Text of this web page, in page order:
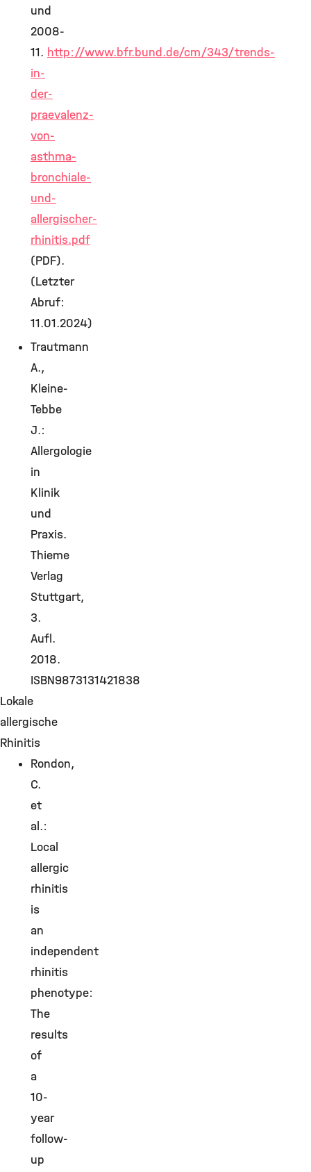
und
2008-
11. http://www.bfr.bund.de/cm/343/trends-
in-
der-
praevalenz-
von-
asthma-
bronchiale-
und-
allergischer-
rhinitis.pdf
(PDF).
(Letzter
Abruf:
11.01.2024)
Trautmann
A.,
Kleine-
Tebbe
J.:
Allergologie
in
Klinik
und
Praxis.
Thieme
Verlag
Stuttgart,
3.
Aufl.
2018.
ISBN9873131421838
Lokale
allergische
Rhinitis
Rondon,
C.
et
al.:
Local
allergic
rhinitis
is
an
independent
rhinitis
phenotype:
The
results
of
a
10-
year
follow-
up